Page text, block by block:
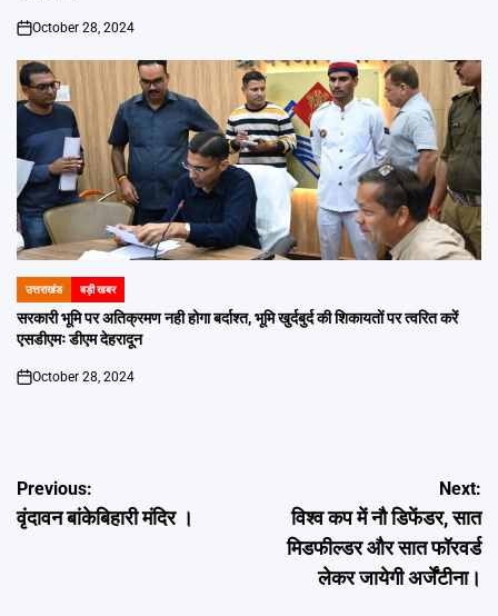
on
October 28, 2024
POSTED
IN
उत्तराखंड बड़ी खबर
सरकारी भूमि पर अतिक्रमण नही होगा बर्दाश्त, भूमि खुर्दबुर्द की शिकायतों पर त्वरित करें
एसडीएमः डीएम देहरादून
on
October 28, 2024
Post
navigation
Previous:
वृंदावन बांकेबिहारी मंदिर ।
Next:
विश्व कप में नौ डिफेंडर, सात
मिडफील्डर और सात फॉरवर्ड
लेकर जायेगी अर्जेंटीना।